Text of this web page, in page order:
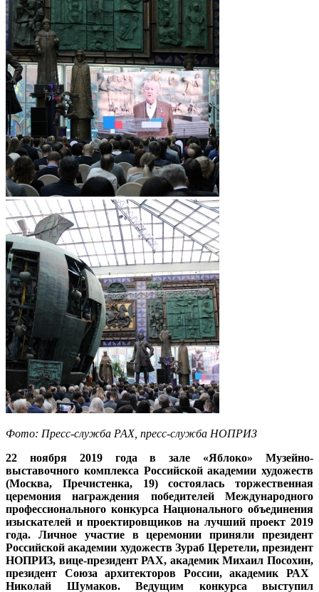
Фото: Пресс-служба РАХ, пресс-служба НОПРИЗ
22 ноября 2019 года в зале «Яблоко» Музейно-
выставочного комплекса Российской академии художеств
(Москва, Пречистенка, 19) состоялась торжественная
церемония награждения победителей Международного
профессионального конкурса Национального объединения
изыскателей и проектировщиков на лучший проект 2019
года. Личное участие в церемонии приняли президент
Российской академии художеств Зураб Церетели, президент
НОПРИЗ, вице-президент РАХ, академик Михаил Посохин,
президент Союза архитекторов России, академик РАХ
Николай Шумаков. Ведущим конкурса выступил